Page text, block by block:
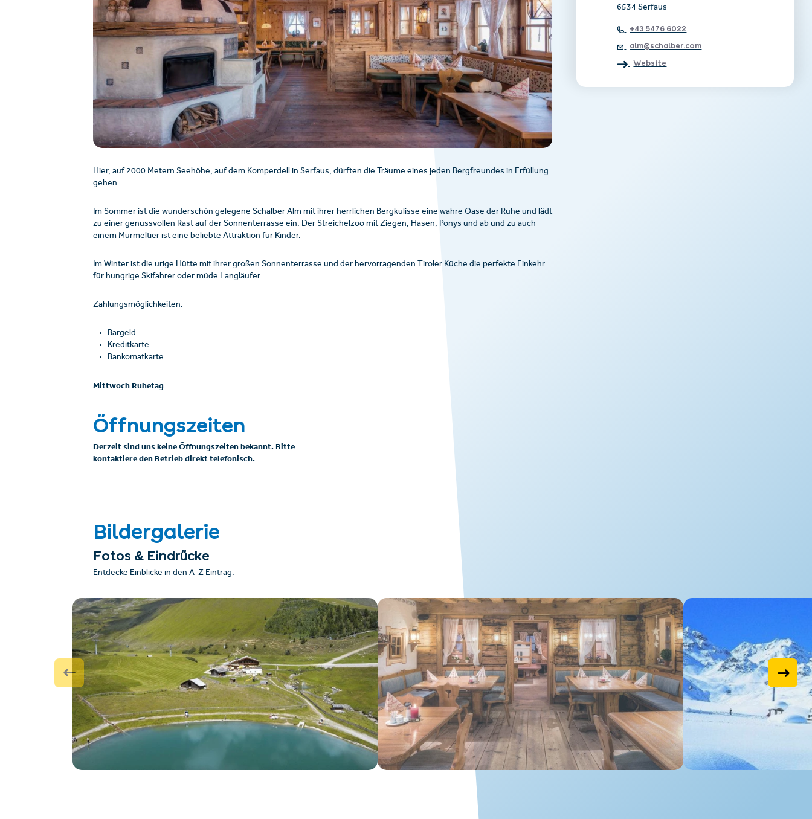
Hier, auf 2000 Metern Seehöhe, auf dem Komperdell in Serfaus, dürften die Träume eines jeden Bergfreundes in Erfüllung
gehen.
Im Sommer ist die wunderschön gelegene Schalber Alm mit ihrer herrlichen Bergkulisse eine wahre Oase der Ruhe und lädt
zu einer genussvollen Rast auf der Sonnenterrasse ein. Der Streichelzoo mit Ziegen, Hasen, Ponys und ab und zu auch
einem Murmeltier ist eine beliebte Attraktion für Kinder.
Im Winter ist die urige Hütte mit ihrer großen Sonnenterrasse und der hervorragenden Tiroler Küche die perfekte Einkehr
für hungrige Skifahrer oder müde Langläufer.
Zahlungsmöglichkeiten:
Bargeld
Kreditkarte
Bankomatkarte
Mittwoch Ruhetag
Öffnungszeiten
Derzeit sind uns keine Öffnungszeiten bekannt. Bitte
kontaktiere den Betrieb direkt telefonisch.
6534 Serfaus
+43 5476 6022
alm@schalber.com
Website
Bildergalerie
Fotos & Eindrücke
Entdecke Einblicke in den A–Z Eintrag.